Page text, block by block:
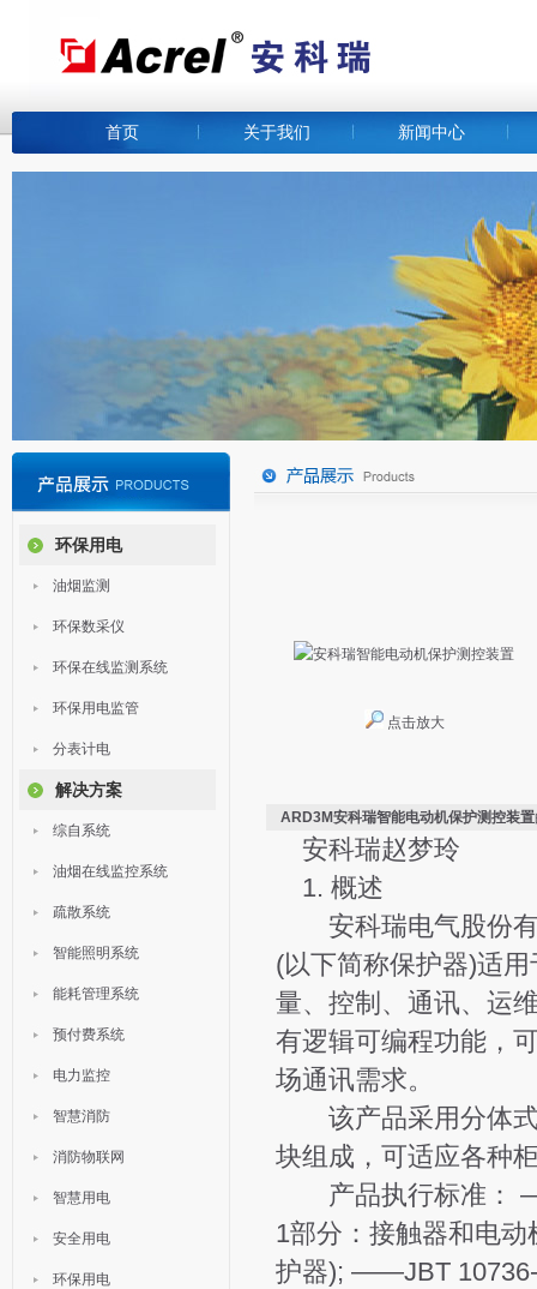
首页 关于我们 新闻中心
环保用电
油烟监测
环保数采仪
环保在线监测系统
环保用电监管
分表计电
解决方案
综自系统
油烟在线监控系统
疏散系统
智能照明系统
能耗管理系统
预付费系统
电力监控
智慧消防
消防物联网
智慧用电
安全用电
环保用电
点击放大
ARD3M安科瑞智能电动机保护测控装置
安科瑞赵梦玲
1. 概述
安科瑞电气股份有
(以下简称保护器)适
量、控制、通讯、运
有逻辑可编程功能，
场通讯需求。
该产品采用分体式
块组成，可适应各种
产品执行标准：
1部分：接触器和电
护器); ——JBT 10736-